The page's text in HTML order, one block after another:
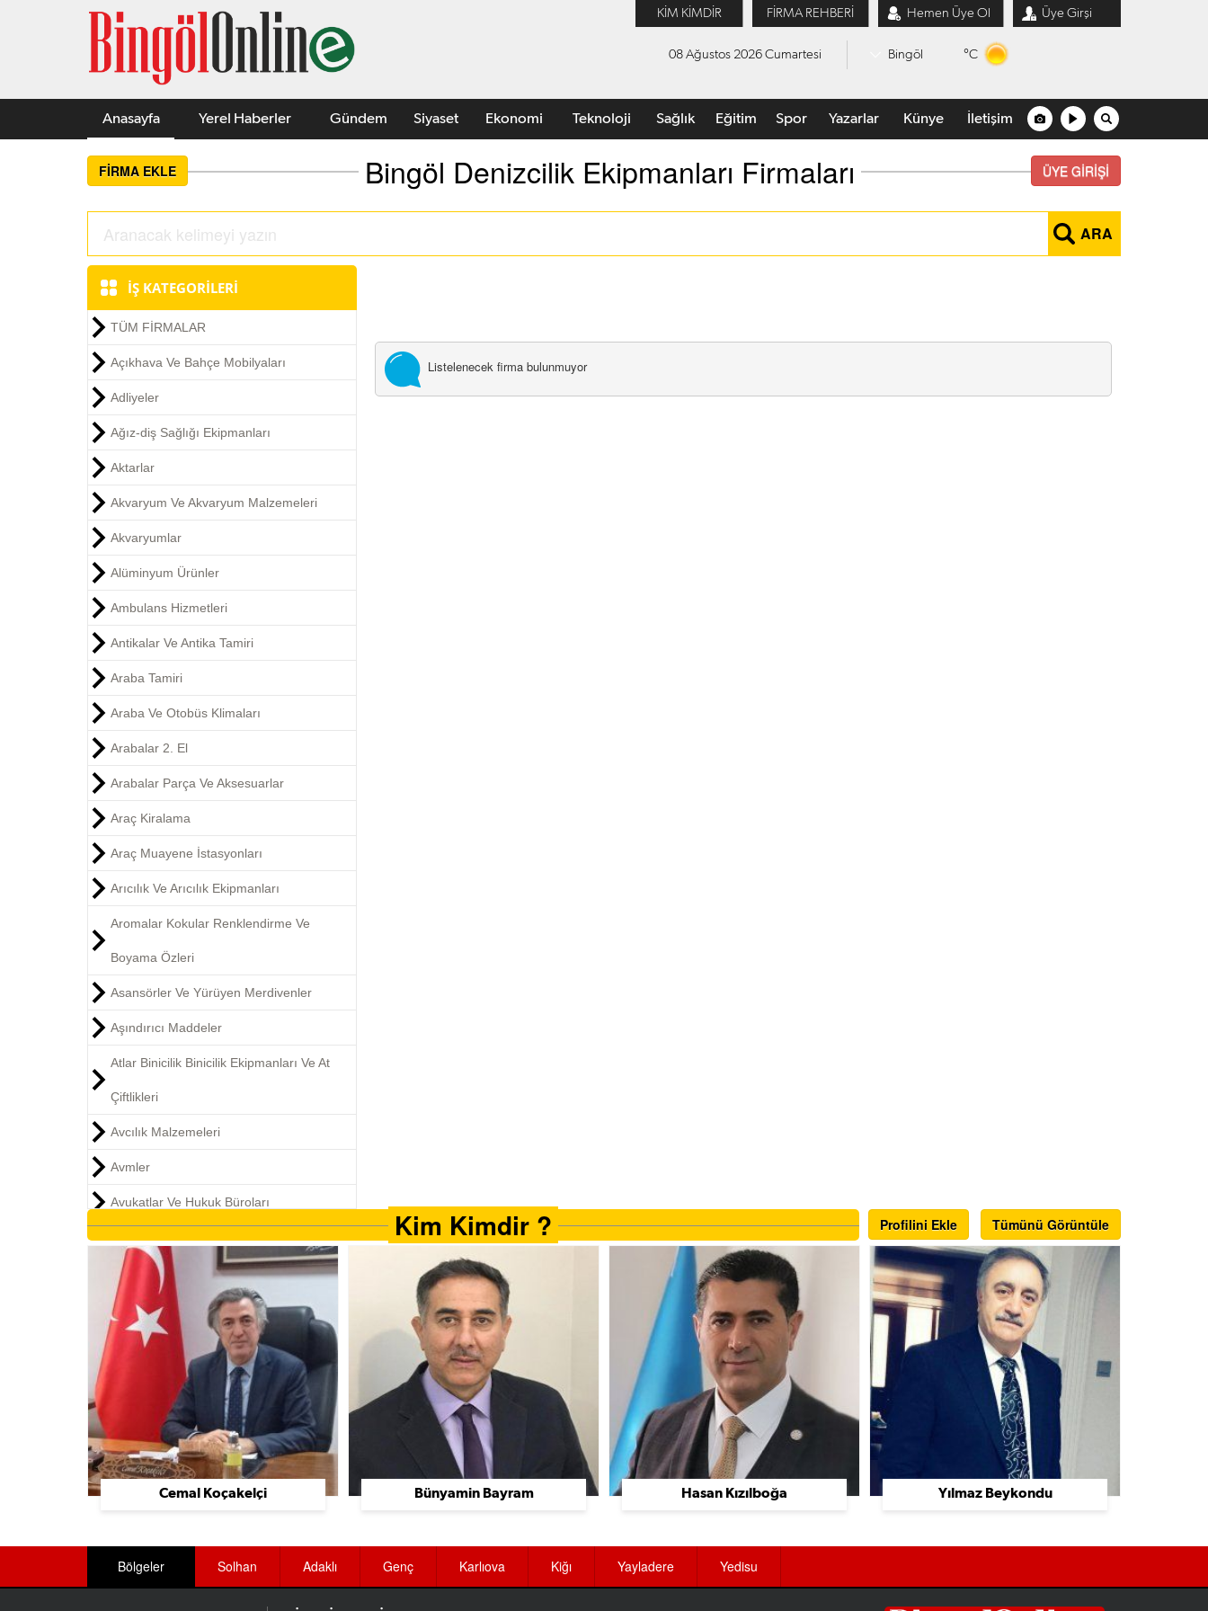
KİM KİMDİR FİRMA REHBERİ Hemen Üye Ol Üye Girşi
08 Ağustos 2026 Cumartesi Bingöl °C
Anasayfa Yerel Haberler Gündem Siyaset Ekonomi Teknoloji Sağlık Eğitim Spor Yazarlar Künye İletişim
FİRMA EKLE Bingöl Denizcilik Ekipmanları Firmaları ÜYE GİRİŞİ
ARA
İŞ KATEGORİLERİ
TÜM FİRMALAR
Açıkhava Ve Bahçe Mobilyaları
Adliyeler
Ağız-diş Sağlığı Ekipmanları
Aktarlar
Akvaryum Ve Akvaryum Malzemeleri
Akvaryumlar
Alüminyum Ürünler
Ambulans Hizmetleri
Antikalar Ve Antika Tamiri
Araba Tamiri
Araba Ve Otobüs Klimaları
Arabalar 2. El
Arabalar Parça Ve Aksesuarlar
Araç Kiralama
Araç Muayene İstasyonları
Arıcılık Ve Arıcılık Ekipmanları
Aromalar Kokular Renklendirme Ve
Boyama Özleri
Asansörler Ve Yürüyen Merdivenler
Aşındırıcı Maddeler
Atlar Binicilik Binicilik Ekipmanları Ve At
Çiftlikleri
Avcılık Malzemeleri
Avmler
Avukatlar Ve Hukuk Büroları
Ayakkabı Ve Çanta
Aydınlatma Sistemleri
Baharat Üreticileri
Bahçe Düzenleme Ve Sulama Sistemleri
Bakımevi Ve Huzurevleri
Bakkallar
Balık Lokantaları
Bankalar
Listelenecek firma bulunmuyor
Kim Kimdir ? Profilini Ekle Tümünü Görüntüle
Cemal Koçakelçi Bünyamin Bayram Hasan Kızılboğa Yılmaz Beykondu
Bölgeler Solhan Adaklı Genç Karlıova Kiğı Yayladere Yedisu